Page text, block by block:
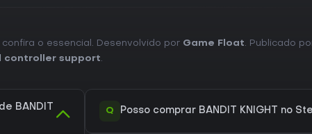
confira o essencial. Desenvolvido por Game Float. Publicado
controller support.
BANDIT
Q Posso comprar BANDIT KNIGHT no